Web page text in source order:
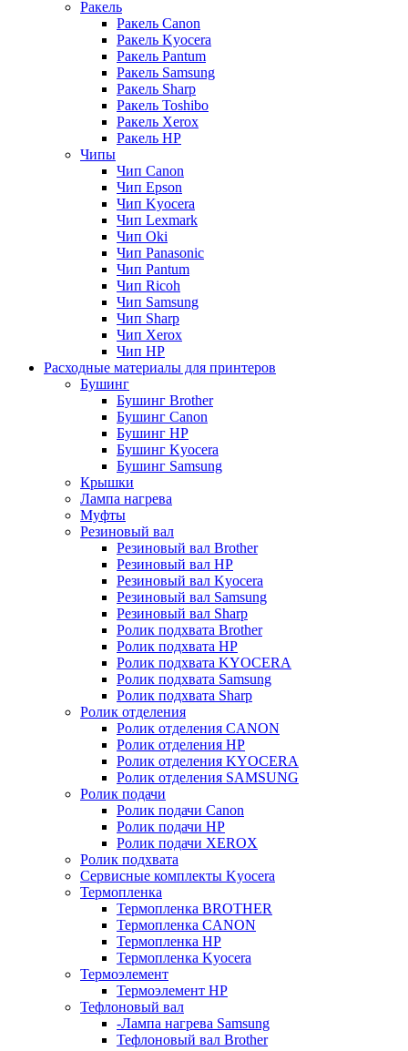
Ракель
Ракель Canon
Ракель Kyocera
Ракель Pantum
Ракель Samsung
Ракель Sharp
Ракель Toshibo
Ракель Xerox
Ракель НР
Чипы
Чип Canon
Чип Epson
Чип Kyocera
Чип Lexmark
Чип Oki
Чип Panasonic
Чип Pantum
Чип Ricoh
Чип Samsung
Чип Sharp
Чип Xerox
Чип НР
Расходные материалы для принтеров
Бушинг
Бушинг Brother
Бушинг Canon
Бушинг HP
Бушинг Kyocera
Бушинг Samsung
Крышки
Лампа нагрева
Муфты
Резиновый вал
Резиновый вал Brother
Резиновый вал HP
Резиновый вал Kyocera
Резиновый вал Samsung
Резиновый вал Sharp
Ролик подхвата Brother
Ролик подхвата HP
Ролик подхвата KYOCERA
Ролик подхвата Samsung
Ролик подхвата Sharp
Ролик отделения
Ролик отделения CANON
Ролик отделения HP
Ролик отделения KYOCERA
Ролик отделения SAMSUNG
Ролик подачи
Ролик подачи Canon
Ролик подачи HP
Ролик подачи XEROX
Ролик подхвата
Сервисные комплекты Kyocera
Термопленка
Термопленка BROTHER
Термопленка CANON
Термопленка HP
Термопленка Kyocera
Термоэлемент
Термоэлемент НР
Тефлоновый вал
-Лампа нагрева Samsung
Тефлоновый вал Brother